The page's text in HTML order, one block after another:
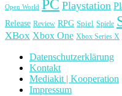
Open World PC Playstation
Release Review RPG Spiel Spiele
XBox Xbox One Xbox Series X
Datenschutzerklärung
Kontakt
Mediakit | Kooperation
Impressum